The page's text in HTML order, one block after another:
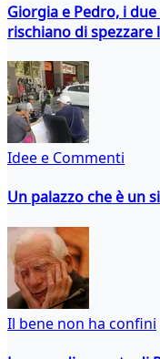
Giorgia e Pedro, i
rischiano di spezzare
Idee e Commenti
Un palazzo che è un
Il bene non ha confini